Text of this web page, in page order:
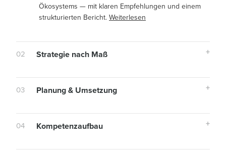
Ökosystems — mit klaren Empfehlungen und einem
strukturierten Bericht. Weiterlesen
02 Strategie nach Maß
03 Planung & Umsetzung
04 Kompetenzaufbau